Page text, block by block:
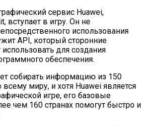
сервис Huawei,
вступает в игру. Он не
использования
API, который сторонние
использовать для создания
обеспечения.
собирать информацию из 150
всему миру, и хотя Huawei является
игре, его базовые
чем 160 странах помогут быстро и